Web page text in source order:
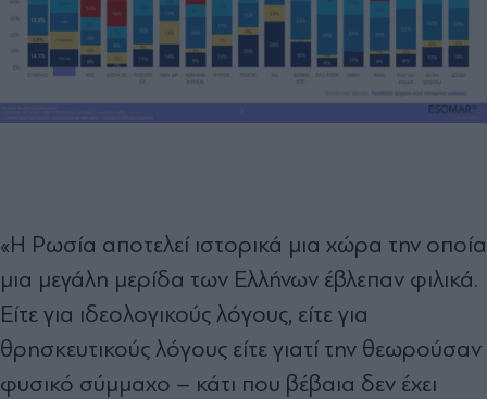
«Η Ρωσία αποτελεί ιστορικά μια χώρα την οποία
μια μεγάλη μερίδα των Ελλήνων έβλεπαν φιλικά.
Είτε για ιδεολογικούς λόγους, είτε για
θρησκευτικούς λόγους είτε γιατί την θεωρούσαν
φυσικό σύμμαχο – κάτι που βέβαια δεν έχει